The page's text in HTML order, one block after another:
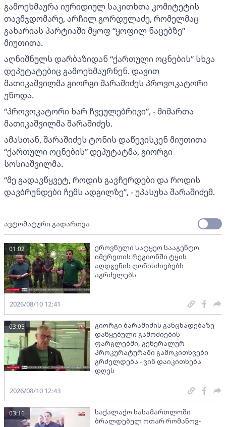
გამოეხმაურა იურიდიულ საკითხთა კომიტეტის
თავმჯდომარე, არჩილ გორდულაძე, რომელმაც
გახარიას პარტიაში მყოფ “ყოფილ ნაცებზე”
მიუთითა.
აღნიშნულს დარბაზიდან “ქართული ოცნების” სხვა
დეპუტატებიც გამოეხმაურნენ. დავით
მათიკაშვილმა გიორგი შარაშიძეს პროვოკატორი
უწოდა.
“პროვოკატორი ხარ ჩვეულებრივი”, - მიმართა
მათიკაშვილმა შარაშიძეს.
ამასთან, შარაშიძეს ტონის დაწევისკენ მიუთითა
“ქართული ოცნების” დეპუტატმა, გიორგი
სოსიაშვილმა.
“მე გადავწყვეტ, როდის გავჩერდები და როდის
დავბრუნდები ჩემს ადგილზე”, - უპასუხა შარაშიძემ.
ავტომატური გადართვა
ეროვნული სატყეო სააგენტო
იმერეთის რეგიონში ტყის
აღდგენის ღონისძიებებს
აგრძელებს
01:02
2026/08/10 12:41
გიორგი ბარამიძის განცხადებაზე
დაწყებული გამოძიების
ფარგლებში, გენერალურ
პროკურატურაში გამოკითხვები
გრძელდება - ვინ დაიკითხება
დღეს
03:05
2026/08/10 12:43
საქალაქო სასამართლოში
ბრალდებულ ოთარ რომანოვ-
03:16